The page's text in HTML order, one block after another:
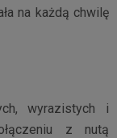
na każdą chwilę
wyrazistych i
z nutą